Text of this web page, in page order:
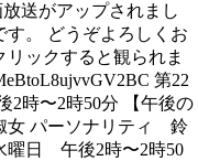
送がアップされまし
。 どうぞよろしくお
ックすると観られま
第22
2時〜2時50分 【午後の
女 パーソナリティ 鈴
曜日 午後2時〜2時50